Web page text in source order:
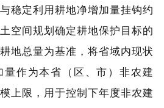
稳定利用耕地净增加量挂钩约
空间规划确定耕地保护目标的
地总量为基准，将省域内现状
量作为本省（区、市）非农建
上限，用于控制下年度非农建